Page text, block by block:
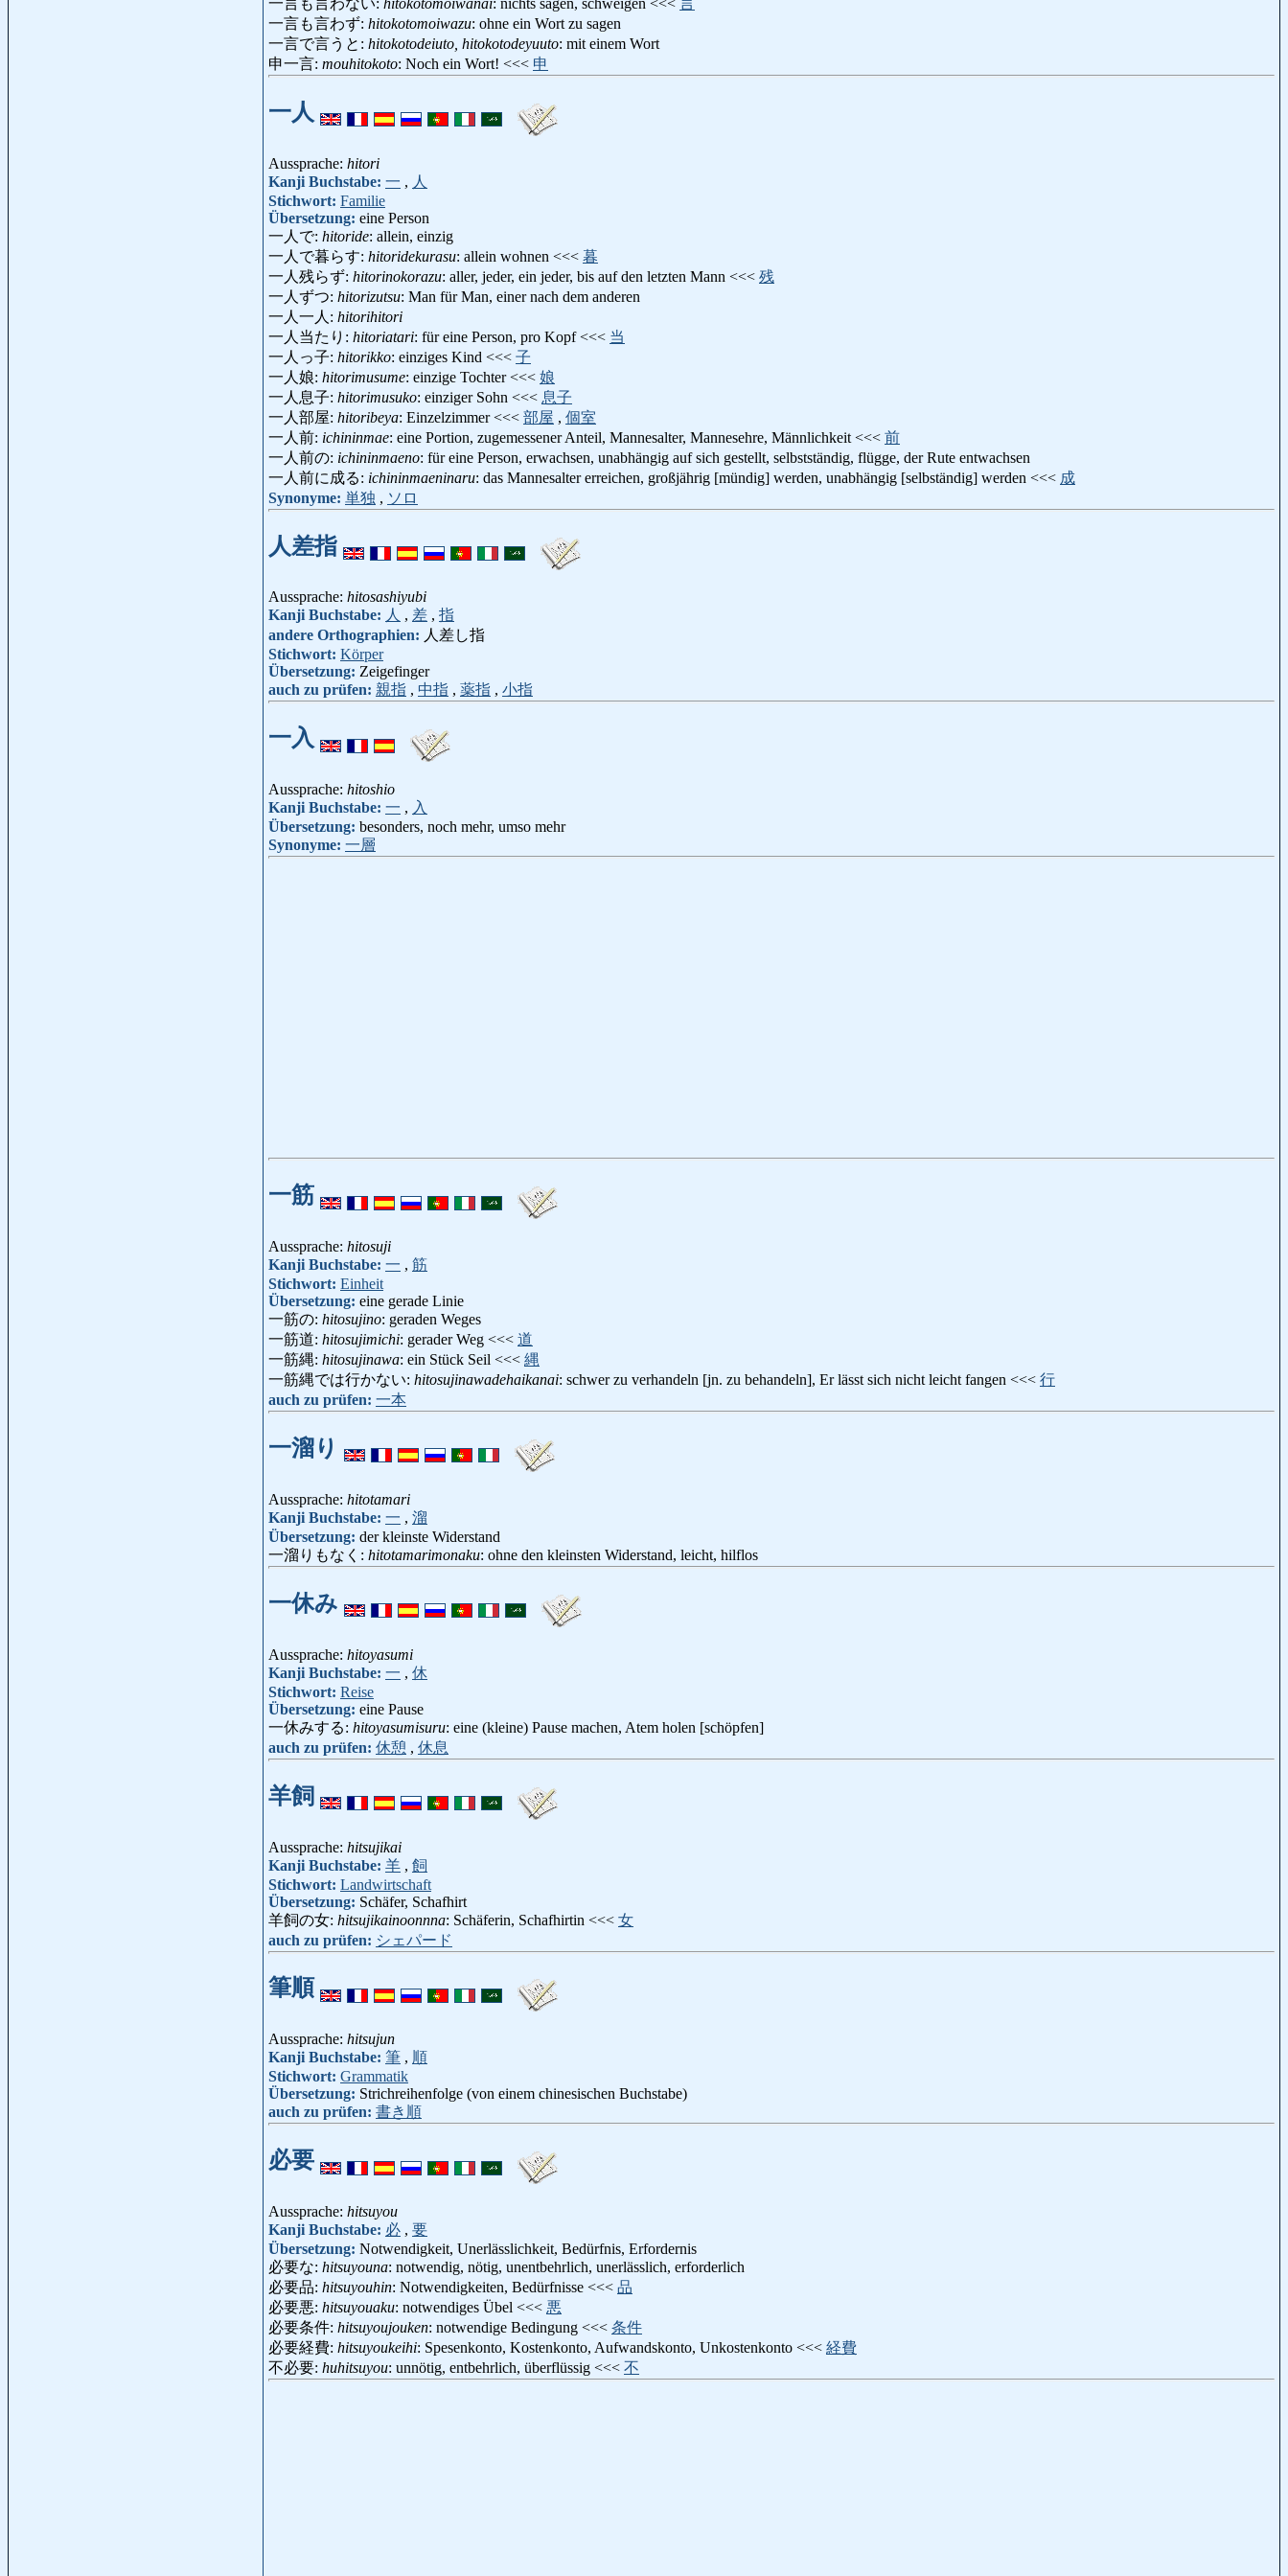
一言も言わず: hitokotomoiwazu: ohne ein Wort zu sagen
一言で言うと: hitokotodeiuto, hitokotodeyuuto: mit einem Wort
申一言: mouhitokoto: Noch ein Wort! <<< 申
一人
Aussprache: hitori
Kanji Buchstabe: 一 , 人
Stichwort: Familie
Übersetzung: eine Person
一人で: hitoride: allein, einzig
一人で暮らす: hitoridekurasu: allein wohnen <<< 暮
一人残らず: hitorinokorazu: aller, jeder, ein jeder, bis auf den letzten Mann <<< 残
一人ずつ: hitorizutsu: Man für Man, einer nach dem anderen
一人一人: hitorihitori
一人当たり: hitoriatari: für eine Person, pro Kopf <<< 当
一人っ子: hitorikko: einziges Kind <<< 子
一人娘: hitorimusume: einzige Tochter <<< 娘
一人息子: hitorimusuko: einziger Sohn <<< 息子
一人部屋: hitoribeya: Einzelzimmer <<< 部屋 , 個室
一人前: ichininmae: eine Portion, zugemessener Anteil, Mannesalter, Mannesehre, Männlichkeit <<< 前
一人前の: ichininmaeno: für eine Person, erwachsen, unabhängig auf sich gestellt, selbstständig, flügge, der Rute entwachsen
一人前に成る: ichininmaeninaru: das Mannesalter erreichen, großjährig [mündig] werden, unabhängig [selbständig] werden <<< 成
Synonyme: 単独 , ソロ
人差指
Aussprache: hitosashiyubi
Kanji Buchstabe: 人 , 差 , 指
andere Orthographien: 人差し指
Stichwort: Körper
Übersetzung: Zeigefinger
auch zu prüfen: 親指 , 中指 , 薬指 , 小指
一入
Aussprache: hitoshio
Kanji Buchstabe: 一 , 入
Übersetzung: besonders, noch mehr, umso mehr
Synonyme: 一層
一筋
Aussprache: hitosuji
Kanji Buchstabe: 一 , 筋
Stichwort: Einheit
Übersetzung: eine gerade Linie
一筋の: hitosujino: geraden Weges
一筋道: hitosujimichi: gerader Weg <<< 道
一筋縄: hitosujinawa: ein Stück Seil <<< 縄
一筋縄では行かない: hitosujinawadehaikanai: schwer zu verhandeln [jn. zu behandeln], Er lässt sich nicht leicht fangen <<< 行
auch zu prüfen: 一本
一溜り
Aussprache: hitotamari
Kanji Buchstabe: 一 , 溜
Übersetzung: der kleinste Widerstand
一溜りもなく: hitotamarimonaku: ohne den kleinsten Widerstand, leicht, hilflos
一休み
Aussprache: hitoyasumi
Kanji Buchstabe: 一 , 休
Stichwort: Reise
Übersetzung: eine Pause
一休みする: hitoyasumisuru: eine (kleine) Pause machen, Atem holen [schöpfen]
auch zu prüfen: 休憩 , 休息
羊飼
Aussprache: hitsujikai
Kanji Buchstabe: 羊 , 飼
Stichwort: Landwirtschaft
Übersetzung: Schäfer, Schafhirt
羊飼の女: hitsujikainoonnna: Schäferin, Schafhirtin <<< 女
auch zu prüfen: シェパード
筆順
Aussprache: hitsujun
Kanji Buchstabe: 筆 , 順
Stichwort: Grammatik
Übersetzung: Strichreihenfolge (von einem chinesischen Buchstabe)
auch zu prüfen: 書き順
必要
Aussprache: hitsuyou
Kanji Buchstabe: 必 , 要
Übersetzung: Notwendigkeit, Unerlässlichkeit, Bedürfnis, Erfordernis
必要な: hitsuyouna: notwendig, nötig, unentbehrlich, unerlässlich, erforderlich
必要品: hitsuyouhin: Notwendigkeiten, Bedürfnisse <<< 品
必要悪: hitsuyouaku: notwendiges Übel <<< 悪
必要条件: hitsuyoujouken: notwendige Bedingung <<< 条件
必要経費: hitsuyoukeihi: Spesenkonto, Kostenkonto, Aufwandskonto, Unkostenkonto <<< 経費
不必要: huhitsuyou: unnötig, entbehrlich, überflüssig <<< 不